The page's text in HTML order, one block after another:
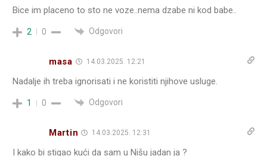
Bice im placeno to sto ne voze..nema dzabe ni kod babe..
2 0 Odgovori
masa 14.03.2025. 12:21
Nadalje ih treba ignorisati i ne koristiti njihove usluge.
1 0 Odgovori
Martin 14.03.2025. 12:31
I kako bi stigao kući da sam u Nišu jadan ja ?